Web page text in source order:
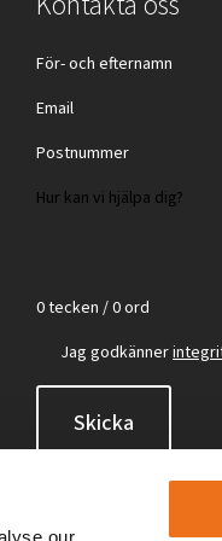
0 tecken / 0 ord
Jag godkänner
Skicka